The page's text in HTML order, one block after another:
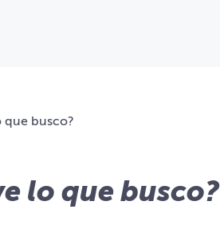
que busco?
lo que busco?